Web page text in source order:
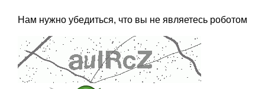
Нам нужно убедиться, что вы не являетесь роботом